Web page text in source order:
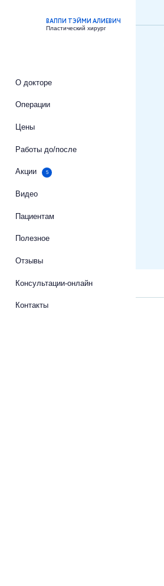
ВАППИ ТЭЙМИ АЛИЕВИЧ
Пластический хирург
О докторе
Операции
Цены
Работы до/после
Акции 5
Видео
Пациентам
Полезное
Отзывы
Консультации-онлайн
Контакты